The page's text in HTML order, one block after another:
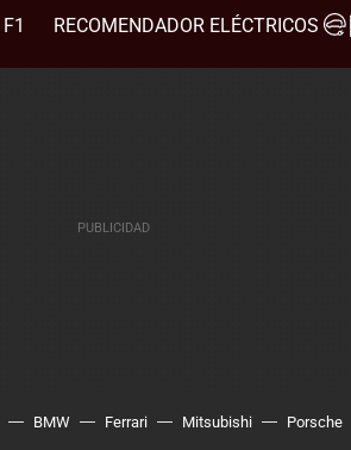
F1
RECOMENDADOR ELÉCTRICOS
BMW Ferrari Mitsubishi Porsche